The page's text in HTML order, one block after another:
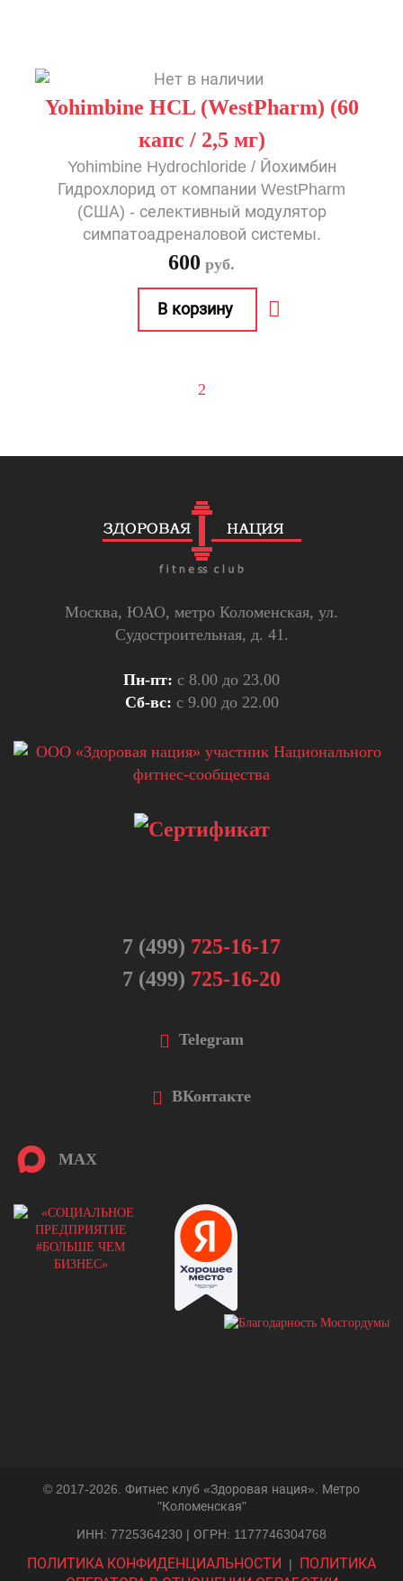
Yohimbine HCL (WestPharm) (60
капс / 2,5 мг)
Yohimbine Hydrochloride / Йохимбин
Гидрохлорид от компании WestPharm
(США) - селективный модулятор
симпатоадреналовой системы.
600 руб.
2
Москва, ЮАО, метро Коломенская, ул.
Судостроительная, д. 41.
Пн-пт: с 8.00 до 23.00
Сб-вс: с 9.00 до 22.00
7 (499) 725-16-17
7 (499) 725-16-20
Telegram
ВКонтакте
MAX
© 2017-2026. Фитнес клуб «Здоровая нация». Метро
"Коломенская"
ИНН: 7725364230 | ОГРН: 1177746304768
ПОЛИТИКА КОНФИДЕНЦИАЛЬНОСТИ |
ПОЛИТИКА